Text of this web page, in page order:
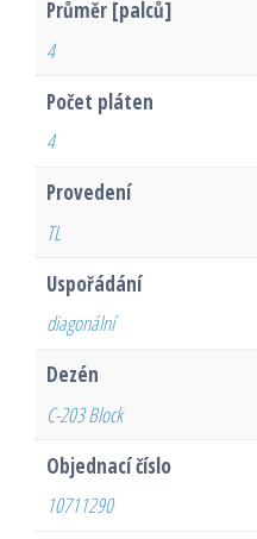
Průměr [palců]
4
Počet pláten
4
Provedení
TL
Uspořádání
diagonální
Dezén
C-203 Block
Objednací číslo
10711290